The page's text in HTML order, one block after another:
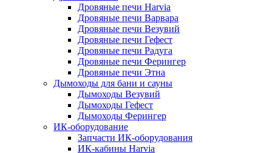
Дровяные печи Harvia
Дровяные печи Варвара
Дровяные печи Везувий
Дровяные печи Гефест
Дровяные печи Радуга
Дровяные печи Ферингер
Дровяные печи Этна
Дымоходы для бани и сауны
Дымоходы Везувий
Дымоходы Гефест
Дымоходы Ферингер
ИК-оборудование
Запчасти ИК-оборудования
ИК-кабины Harvia